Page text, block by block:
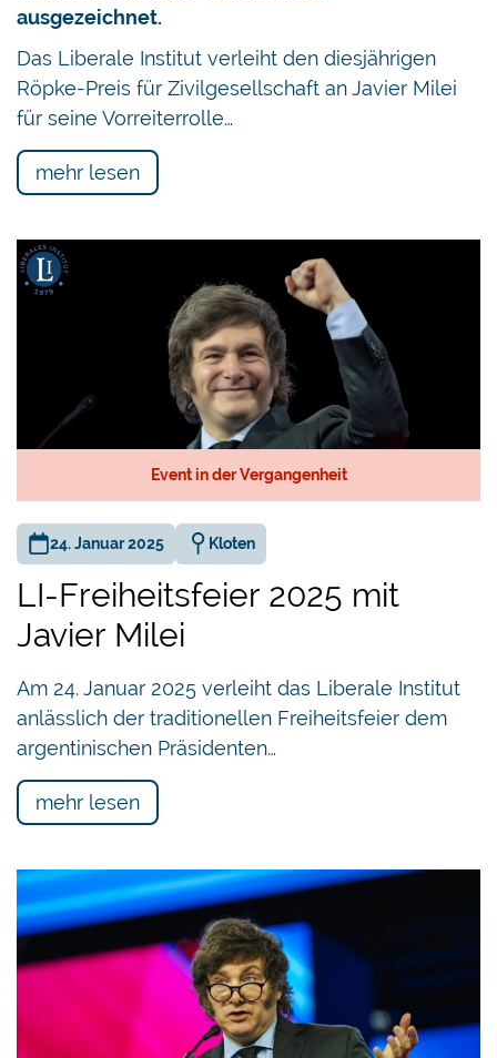
ausgezeichnet.
Das Liberale Institut verleiht den diesjährigen
Röpke-Preis für Zivilgesellschaft an Javier Milei
für seine Vorreiterrolle…
mehr lesen
Event in der Vergangenheit
24. Januar 2025 Kloten
LI-Freiheitsfeier 2025 mit
Javier Milei
Am 24. Januar 2025 verleiht das Liberale Institut
anlässlich der traditionellen Freiheitsfeier dem
argentinischen Präsidenten…
mehr lesen